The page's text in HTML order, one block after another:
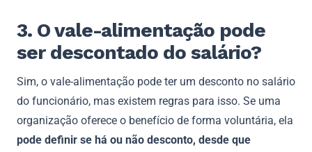
3. O vale-alimentação pode
ser descontado do salário?
Sim, o vale-alimentação pode ter um desconto no salário
do funcionário, mas existem regras para isso. Se uma
organização oferece o benefício de forma voluntária, ela
pode definir se há ou não desconto, desde que